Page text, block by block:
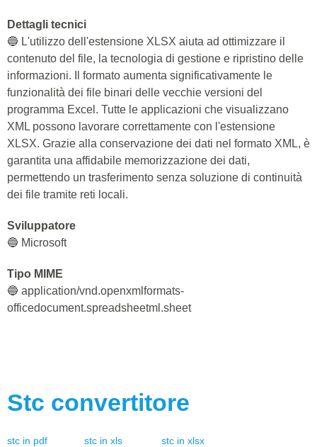
Dettagli tecnici
🔵 L'utilizzo dell'estensione XLSX aiuta ad ottimizzare il
contenuto del file, la tecnologia di gestione e ripristino delle
informazioni. Il formato aumenta significativamente le
funzionalità dei file binari delle vecchie versioni del
programma Excel. Tutte le applicazioni che visualizzano
XML possono lavorare correttamente con l'estensione
XLSX. Grazie alla conservazione dei dati nel formato XML, è
garantita una affidabile memorizzazione dei dati,
permettendo un trasferimento senza soluzione di continuità
dei file tramite reti locali.
Sviluppatore
🔵 Microsoft
Tipo MIME
🔵 application/vnd.openxmlformats-
officedocument.spreadsheetml.sheet
Stc convertitore
stc in pdf stc in xls stc in xlsx